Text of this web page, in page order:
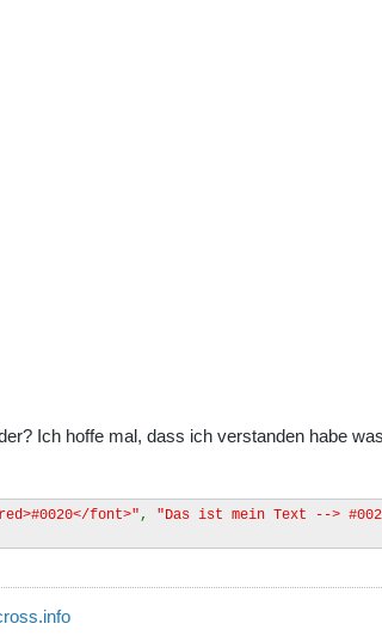
Ich hoffe mal, dass ich verstanden habe
font>" , "Das ist mein Text -->